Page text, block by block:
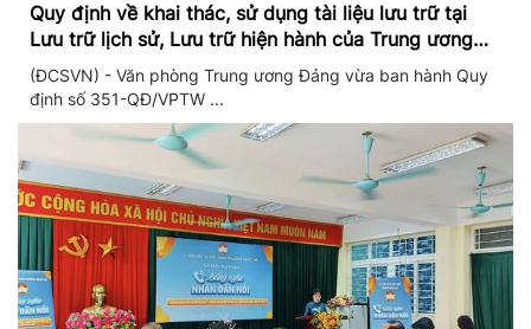
Quy định về khai thác, sử dụng tài liệu lưu trữ tại
Lưu trữ lịch sử, Lưu trữ hiện hành của Trung ương
Đảng và Văn phòng Trung ương Đảng
(ĐCSVN) - Văn phòng Trung ương Đảng vừa ban hành Quy
định số 351-QĐ/VPTW ...